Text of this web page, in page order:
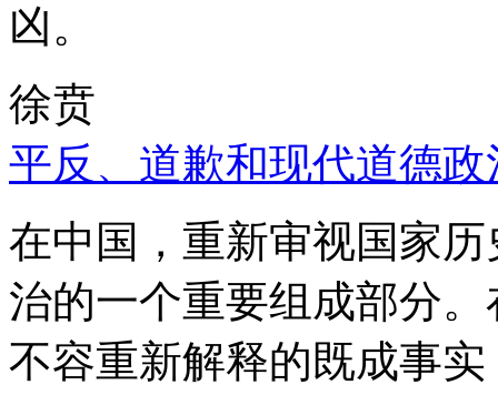
凶。
徐贲
平反、道歉和现代道德政
在中国，重新审视国家
治的一个重要组成部分
不容重新解释的既成事